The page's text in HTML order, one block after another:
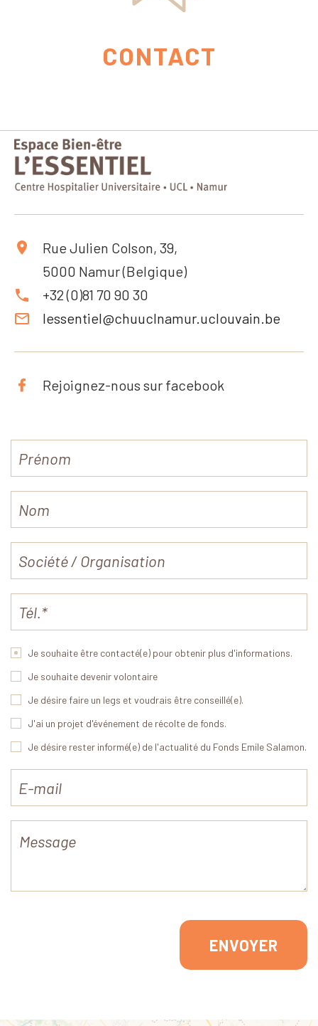
CONTACT
Rue Julien Colson, 39,
5000 Namur (Belgique)
+32 (0)81 70 90 30
lessentiel@chuuclnamur.uclouvain.be
Rejoignez-nous sur facebook
Je souhaite être contacté(e) pour obtenir plus d'informations.
Je souhaite devenir volontaire
Je désire faire un legs et voudrais être conseillé(e).
J'ai un projet d'événement de récolte de fonds.
Je désire rester informé(e) de l'actualité du Fonds Emile Salamon.